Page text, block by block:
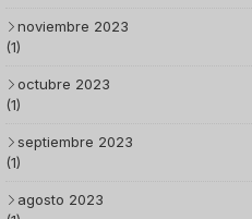
noviembre 2023
(1)
octubre 2023
(1)
septiembre 2023
(1)
agosto 2023